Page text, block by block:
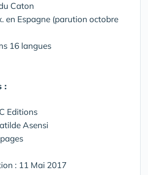
Caton
en Espagne (parution octobre
16 langues
:
Editions
Asensi
: 11 Mai 2017